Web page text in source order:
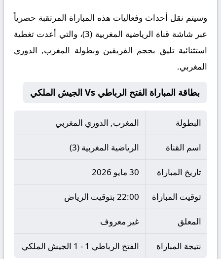
​وسيتم نقل أحداث وفعاليات هذه المباراة المرتقبة حصرياً
عبر شاشة قناة الرياضية المغربية (3)، والتي أعدت تغطية
استثنائية تليق بحجم الفريقين وبطولة المغرب, الدوري
المغربي.
بطاقة المباراة الفتح الرباطي Vs الجيش الملكي
البطولة المغرب, الدوري المغربي
اسم القناة الرياضية المغربية (3)
تاريخ المباراة 30 مايو 2026
توقيت المباراة 22:00 بتوقيت الرياض
المعلق غير معروف
نتيجة المباراة الفتح الرباطي 1 - 1 الجيش الملكي